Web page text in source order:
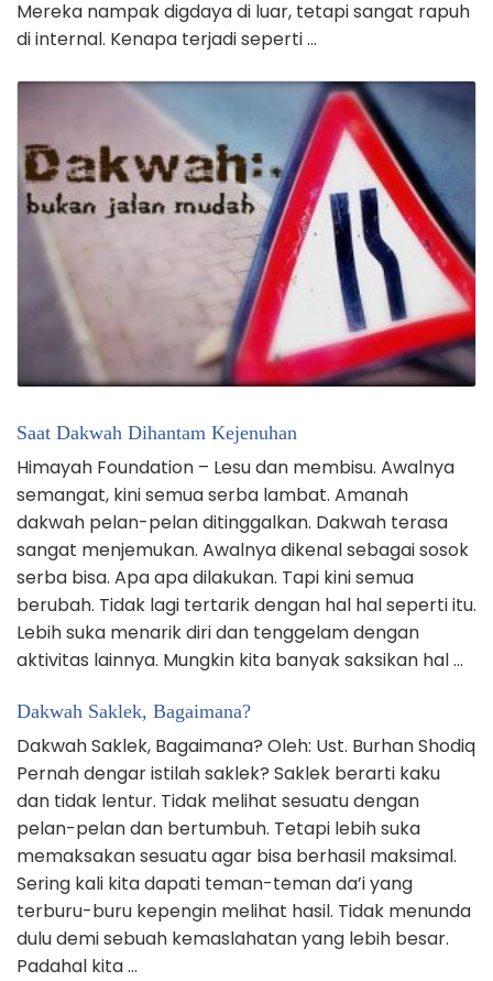
Mereka nampak digdaya di luar, tetapi sangat rapuh
di internal. Kenapa terjadi seperti …
Saat Dakwah Dihantam Kejenuhan
Himayah Foundation – Lesu dan membisu. Awalnya
semangat, kini semua serba lambat. Amanah
dakwah pelan-pelan ditinggalkan. Dakwah terasa
sangat menjemukan. Awalnya dikenal sebagai sosok
serba bisa. Apa apa dilakukan. Tapi kini semua
berubah. Tidak lagi tertarik dengan hal hal seperti itu.
Lebih suka menarik diri dan tenggelam dengan
aktivitas lainnya. Mungkin kita banyak saksikan hal …
Dakwah Saklek, Bagaimana?
Dakwah Saklek, Bagaimana? Oleh: Ust. Burhan Shodiq
Pernah dengar istilah saklek? Saklek berarti kaku
dan tidak lentur. Tidak melihat sesuatu dengan
pelan-pelan dan bertumbuh. Tetapi lebih suka
memaksakan sesuatu agar bisa berhasil maksimal.
Sering kali kita dapati teman-teman da’i yang
terburu-buru kepengin melihat hasil. Tidak menunda
dulu demi sebuah kemaslahatan yang lebih besar.
Padahal kita …